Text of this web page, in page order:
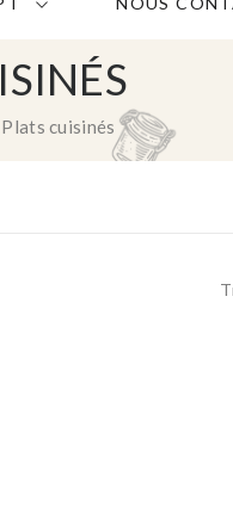
Plats cuisinés